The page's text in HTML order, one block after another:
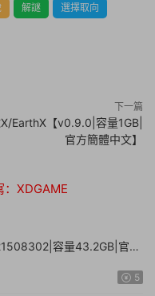
解謎
選擇取向
下一篇
EarthX【v0.9.0|容量1GB|
官方簡體中文】
XDGAME
容量43.2GB|官方
5